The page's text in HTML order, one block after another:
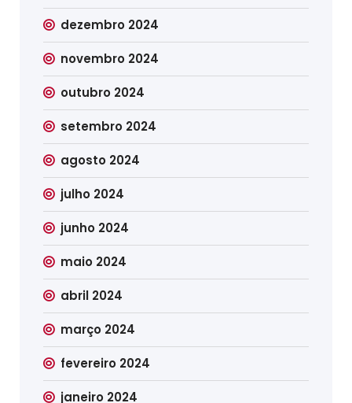
dezembro 2024
novembro 2024
outubro 2024
setembro 2024
agosto 2024
julho 2024
junho 2024
maio 2024
abril 2024
março 2024
fevereiro 2024
janeiro 2024